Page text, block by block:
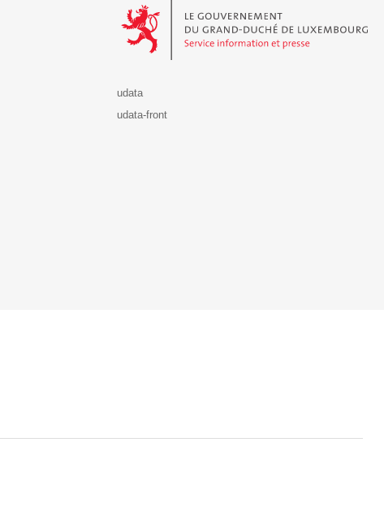
udata
udata-front